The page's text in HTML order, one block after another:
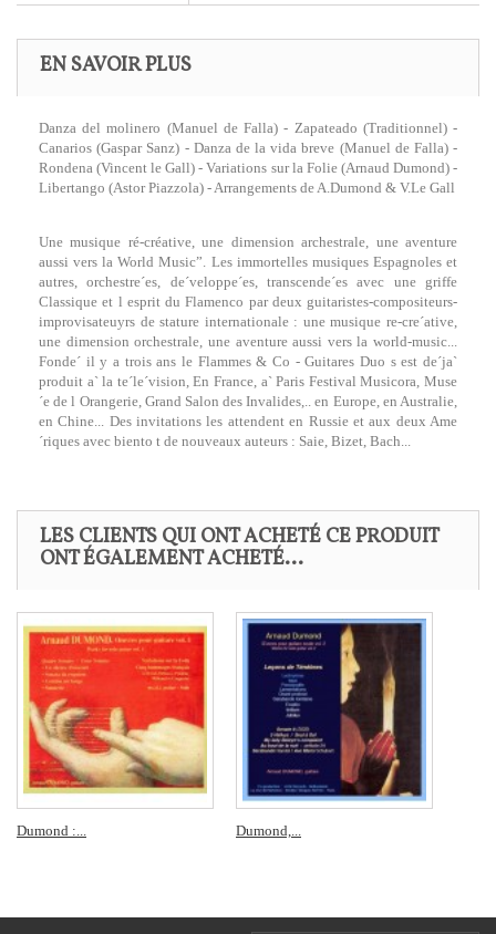
EN SAVOIR PLUS
Danza del molinero (Manuel de Falla) - Zapateado (Traditionnel) -
Canarios (Gaspar Sanz) - Danza de la vida breve (Manuel de Falla) -
Rondena (Vincent le Gall) - Variations sur la Folie (Arnaud Dumond) -
Libertango (Astor Piazzola) - Arrangements de A.Dumond & V.Le Gall
Une musique ré-créative, une dimension archestrale, une aventure
aussi vers la World Music”. Les immortelles musiques Espagnoles et
autres, orchestre´es, de´veloppe´es, transcende´es avec une griffe
Classique et l esprit du Flamenco par deux guitaristes-compositeurs-
improvisateuyrs de stature internationale : une musique re-cre´ative,
une dimension orchestrale, une aventure aussi vers la world-music...
Fonde´ il y a trois ans le Flammes & Co - Guitares Duo s est de´ja`
produit a` la te´le´vision, En France, a` Paris Festival Musicora, Muse
´e de l Orangerie, Grand Salon des Invalides,.. en Europe, en Australie,
en Chine... Des invitations les attendent en Russie et aux deux Ame
´riques avec biento t de nouveaux auteurs : Saie, Bizet, Bach...
LES CLIENTS QUI ONT ACHETÉ CE PRODUIT
ONT ÉGALEMENT ACHETÉ...
Dumond :... Dumond,...